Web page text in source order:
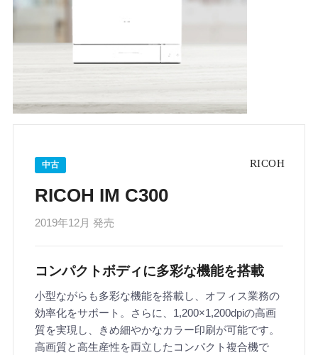
RICOH IM C300
2019年12月 発売
中古
コンパクトボディに多彩な機能を搭載
小型ながらも多彩な機能を搭載し、オフィス業務の
効率化をサポート。さらに、1,200×1,200dpiの高画
質を実現し、きめ細やかなカラー印刷が可能です。
高画質と高生産性を両立したコンパクト複合機で